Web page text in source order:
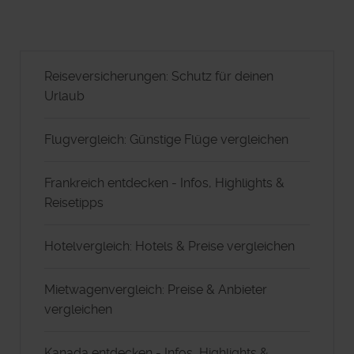
Reiseversicherungen: Schutz für deinen
Urlaub
Flugvergleich: Günstige Flüge vergleichen
Frankreich entdecken - Infos, Highlights &
Reisetipps
Hotelvergleich: Hotels & Preise vergleichen
Mietwagenvergleich: Preise & Anbieter
vergleichen